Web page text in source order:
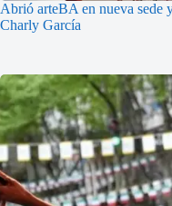
Abrió arteBA en nueva sede
Charly García